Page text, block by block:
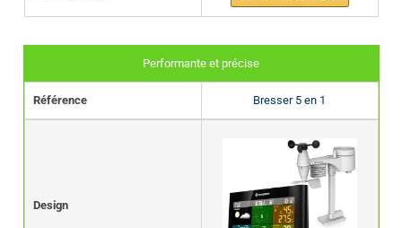
Performante et précise
Référence Bresser 5 en 1
Design